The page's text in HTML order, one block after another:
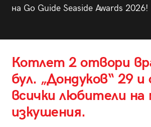
на Go Guide Seaside Awards 2026!
Котлет 2 отвори
бул. „Дондуков“ 29 и
всички любители
изкушения.